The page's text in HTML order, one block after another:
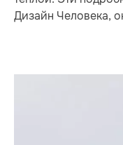
Дизайн Человека,